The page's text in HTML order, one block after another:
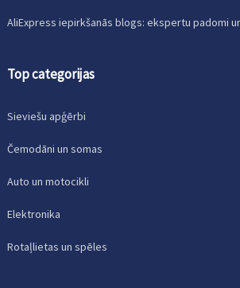
AliExpress iepirkšanās blogs: ekspertu padomi
Top categorijas
Sieviešu apģērbi
Čemodāni un somas
Auto un motocikli
Elektronika
Rotaļlietas un spēles